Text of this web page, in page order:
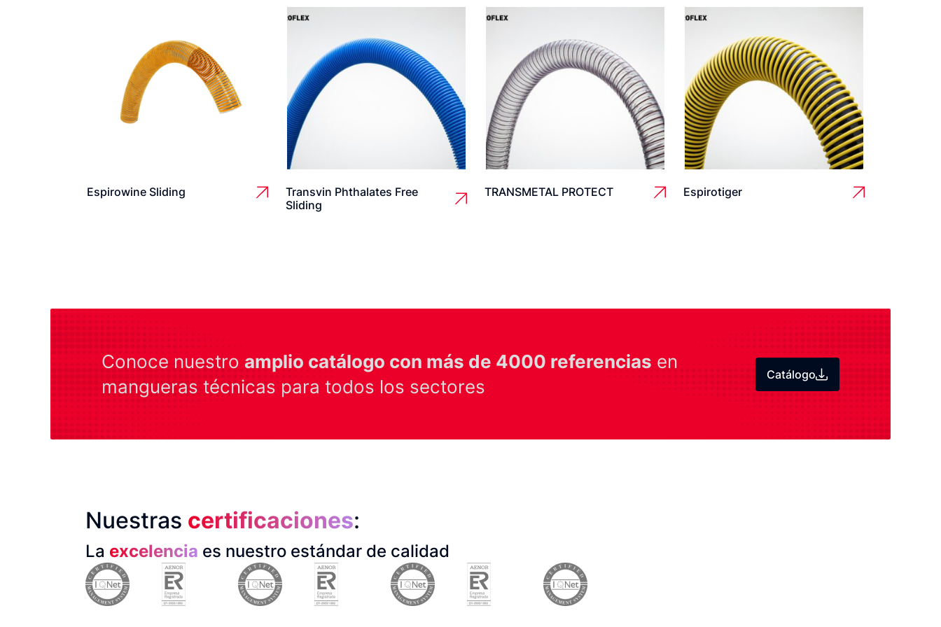
Espirowine Sliding
Transvin Phthalates Free
Sliding
TRANSMETAL PROTECT Espirotiger
Conoce nuestro amplio catálogo con más de 4000 referencias en
mangueras técnicas para todos los sectores
Catálogo
Nuestras certificaciones:
La excelencia es nuestro estándar de calidad